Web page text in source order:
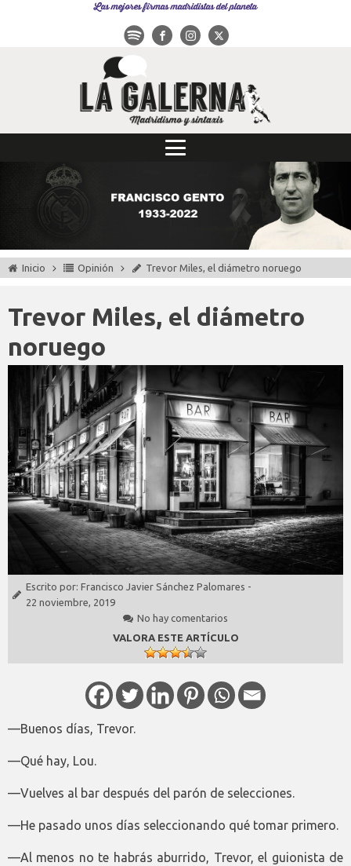
Las mejores firmas madridistas del planeta
Inicio Opinión Trevor Miles, el diámetro noruego
Trevor Miles, el diámetro
noruego
Escrito por: Francisco Javier Sánchez Palomares -
22 noviembre, 2019
No hay comentarios
VALORA ESTE ARTÍCULO
—Buenos días, Trevor.
—Qué hay, Lou.
—Vuelves al bar después del parón de selecciones.
—He pasado unos días seleccionando qué tomar primero.
—Al menos no te habrás aburrido, Trevor, el guionista de